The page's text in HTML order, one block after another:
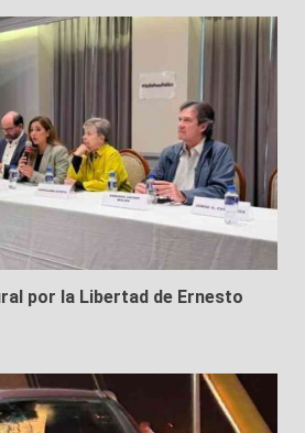
por la Libertad de Ernesto